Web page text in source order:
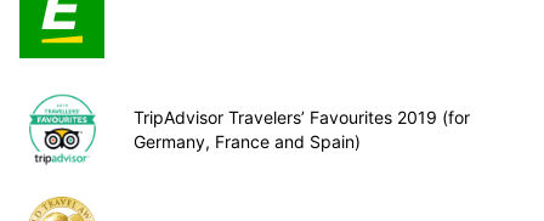
TripAdvisor Travelers’ Favourites 2019 (for
Germany, France and Spain)